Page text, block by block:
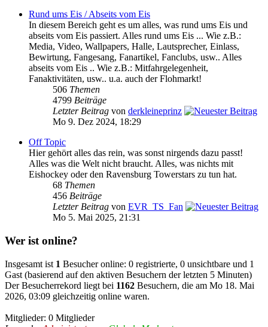
Rund ums Eis / Abseits vom Eis
In diesem Bereich geht es um alles, was rund ums Eis und
abseits vom Eis passiert. Alles rund ums Eis ... Wie z.B.:
Media, Video, Wallpapers, Halle, Lautsprecher, Einlass,
Bewirtung, Fangesang, Fanartikel, Fanclubs, usw.. Alles
abseits vom Eis .. Wie z.B.: Mitfahrgelegenheit,
Fanaktivitäten, usw.. u.a. auch der Flohmarkt!
506 Themen
4799 Beiträge
Letzter Beitrag von derkleineprinz
Mo 9. Dez 2024, 18:29
Off Topic
Hier gehört alles das rein, was sonst nirgends dazu passt!
Alles was die Welt nicht braucht. Alles, was nichts mit
Eishockey oder den Ravensburg Towerstars zu tun hat.
68 Themen
456 Beiträge
Letzter Beitrag von EVR_TS_Fan
Mo 5. Mai 2025, 21:31
Wer ist online?
Insgesamt ist 1 Besucher online: 0 registrierte, 0 unsichtbare und 1
Gast (basierend auf den aktiven Besuchern der letzten 5 Minuten)
Der Besucherrekord liegt bei 1162 Besuchern, die am Mo 18. Mai
2026, 03:09 gleichzeitig online waren.
Mitglieder: 0 Mitglieder